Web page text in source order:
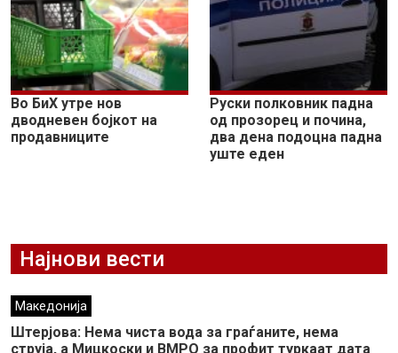
Во БиХ утре нов
дводневен бојкот на
продавниците
Руски полковник падна
од прозорец и почина,
два дена подоцна падна
уште еден
Најнови вести
Македонија
Штерјова: Нема чиста вода за граѓаните, нема
струја, а Мицкоски и ВМРО за профит туркаат дата